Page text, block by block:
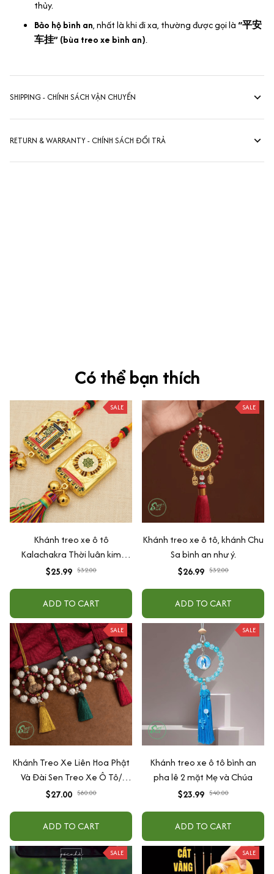
thủy.
Bảo hộ bình an, nhất là khi đi xa, thường được gọi là “平安
车挂” (bùa treo xe bình an).
SHIPPING - CHÍNH SÁCH VẬN CHUYỂN
RETURN & WARRANTY - CHÍNH SÁCH ĐỔI TRẢ
Có thể bạn thích
SALE
Khánh treo xe ô tô
Kalachakra Thời luân kim
cang, Phật giáo Mật Tông -
$25.99 $32.00
ADD TO CART
SALE
Khánh treo xe ô tô, khánh Chu
Sa bình an như ý.
$26.99 $32.00
ADD TO CART
SALE
Khánh Treo Xe Liên Hoa Phật
Và Đài Sen Treo Xe Ô Tô/
Trang Trí Nội Thất Xe Hơi - Vạn
$27.00 $80.00
ADD TO CART
SALE
Khánh treo xe ô tô bình an
pha lê 2 mặt Mẹ và Chúa
$23.99 $40.00
ADD TO CART
SALE SALE